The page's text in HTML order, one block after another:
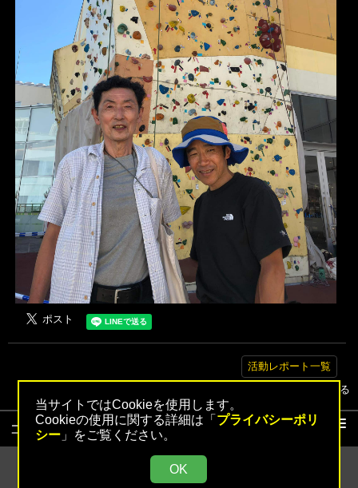
当サイトではCookieを使用します。
Cookieの使用に関する詳細は「 プライバシーポリ
シー」をご覧ください。
OK
活動レポート一覧
▲トップへ戻る
コンテンツ